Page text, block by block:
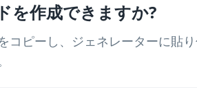
を作成できますか?
ピーし、ジェネレーターに貼